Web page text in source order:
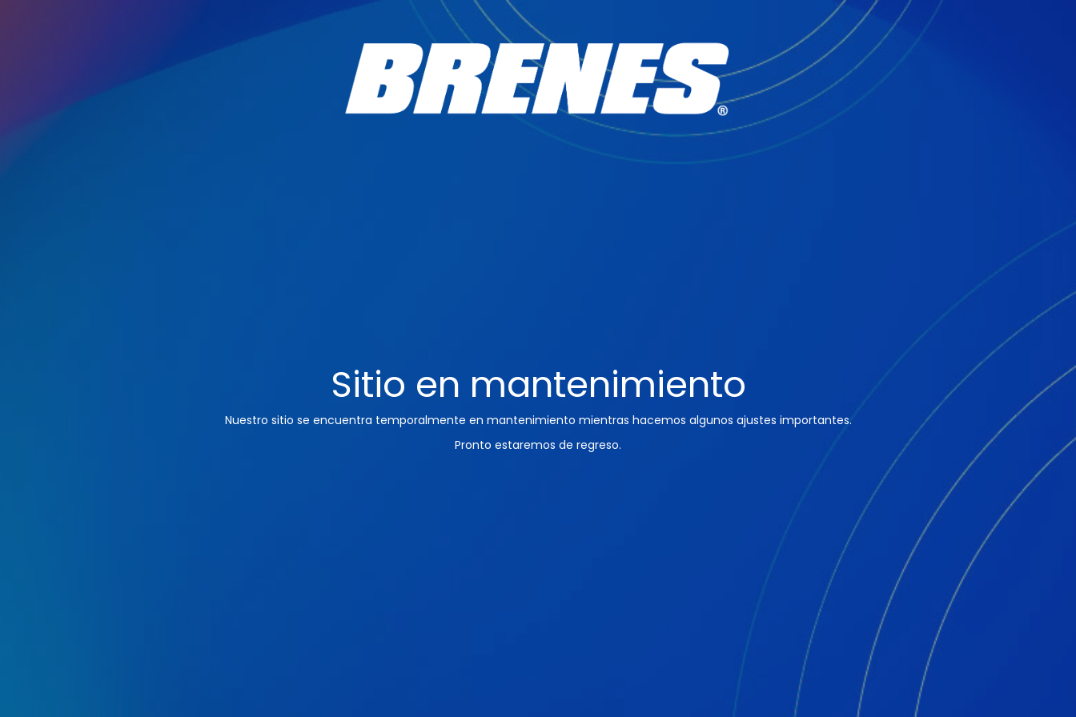
Sitio en mantenimiento
Nuestro sitio se encuentra temporalmente en mantenimiento mientras hacemos algunos ajustes importantes.
Pronto estaremos de regreso.